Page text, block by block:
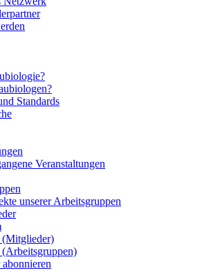
Standards
Veranstaltungen
unserer Arbeitsgruppen